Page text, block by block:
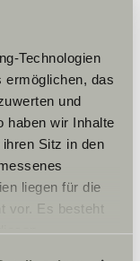
Technologien
ermöglichen, das
und
haben wir Inhalte
Sitz in den
liegen für die
vor. Es besteht